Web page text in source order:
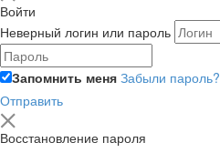
Войти
Неверный логин или пароль
Запомнить меня Забыли пароль?
Отправить
Восстановление пароля